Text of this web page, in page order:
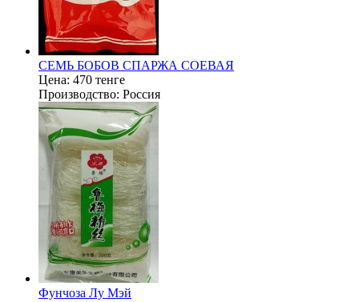
СЕМЬ БОБОВ СПАРЖА СОЕВАЯ
Цена: 470 тенге
Производство: Россия
Фунчоза Лу Мэй